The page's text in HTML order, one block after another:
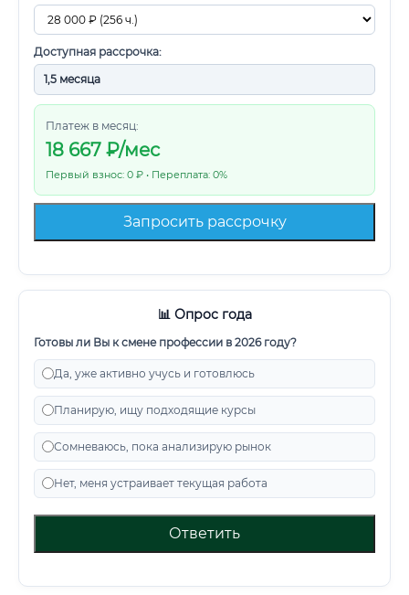
Доступная рассрочка:
Платеж в месяц:
18 667 ₽/мес
Первый взнос: 0 ₽ • Переплата: 0%
Запросить рассрочку
📊 Опрос года
Готовы ли Вы к смене профессии в 2026 году?
Да, уже активно учусь и готовлюсь
Планирую, ищу подходящие курсы
Сомневаюсь, пока анализирую рынок
Нет, меня устраивает текущая работа
Ответить